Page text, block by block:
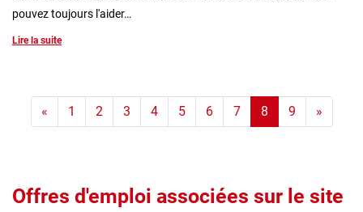
pouvez toujours l'aider…
Lire la suite
« 1 2 3 4 5 6 7 8 9 »
Offres d'emploi associées sur le site